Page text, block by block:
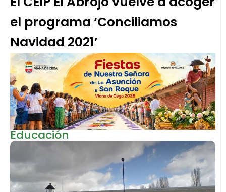
el programa ‘Conciliamos
Navidad 2021’
Educación